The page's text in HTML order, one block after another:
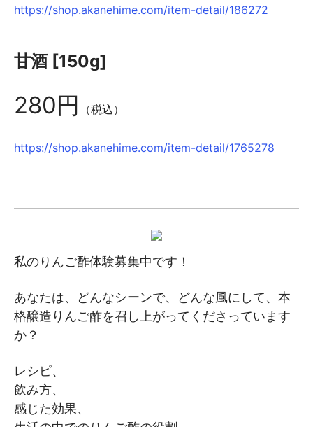
https://shop.akanehime.com/item-detail/186272
甘酒 [150g]
280円 （税込）
https://shop.akanehime.com/item-detail/1765278
私のりんご酢体験募集中です！
あなたは、どんなシーンで、どんな風にして、本
格醸造りんご酢を召し上がってくださっています
か？
レシピ、
飲み方、
感じた効果、